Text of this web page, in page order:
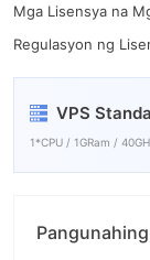
Mga Lisensya na
Regulasyon ng
VPS
1*CPU / 1GRam /